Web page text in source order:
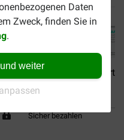
Daten
Zweck, finden Sie in
.
weiter
Diet... AA
Sicher bezahlen